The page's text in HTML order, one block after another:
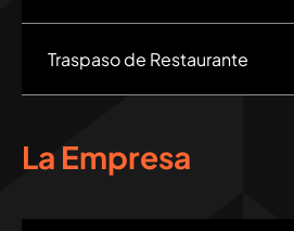
Traspaso de Restaurante
La Empresa